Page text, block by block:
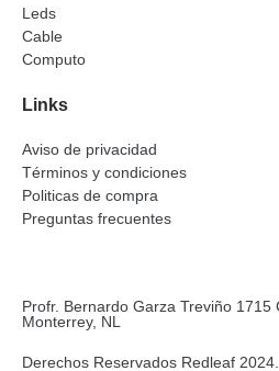
Leds
Cable
Computo
Links
Aviso de privacidad
Términos y condiciones
Politicas de compra
Preguntas frecuentes
Profr. Bernardo Garza Treviño 1715
Monterrey, NL
Derechos Reservados Redleaf